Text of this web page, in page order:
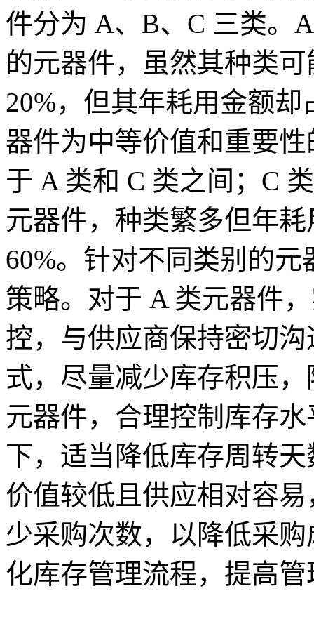
件分为 A、B、C 三类。
的元器件，虽然其种类
20%，但其年耗用金额却
器件为中等价值和重要
于 A 类和 C 类之间；C
元器件，种类繁多但年
60%。针对不同类别的
策略。对于 A 类元器件
控，与供应商保持密切
式，尽量减少库存积压
元器件，合理控制库存
下，适当降低库存周转
价值较低且供应相对容
少采购次数，以降低采
化库存管理流程，提高